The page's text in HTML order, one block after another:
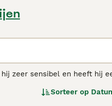
zeer sensibel en heeft hij
Sorteer op